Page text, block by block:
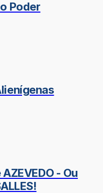
Poder
AZEVEDO - Ou